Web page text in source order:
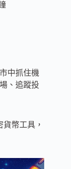
中抓住機
、追蹤投
幣工具，